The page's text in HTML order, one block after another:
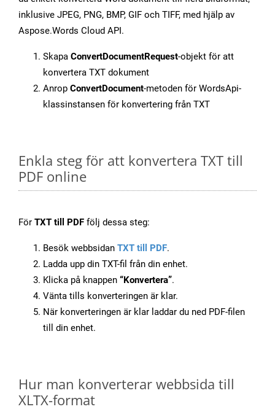
inklusive JPEG, PNG, BMP, GIF och TIFF, med hjälp av
Aspose.Words Cloud API.
Skapa ConvertDocumentRequest-objekt för att
konvertera TXT dokument
Anrop ConvertDocument-metoden för WordsApi-
klassinstansen för konvertering från TXT
Enkla steg för att konvertera TXT till
PDF online
För TXT till PDF följ dessa steg:
Besök webbsidan TXT till PDF.
Ladda upp din TXT-fil från din enhet.
Klicka på knappen “Konvertera”.
Vänta tills konverteringen är klar.
När konverteringen är klar laddar du ned PDF-filen
till din enhet.
Hur man konverterar webbsida till
XLTX-format